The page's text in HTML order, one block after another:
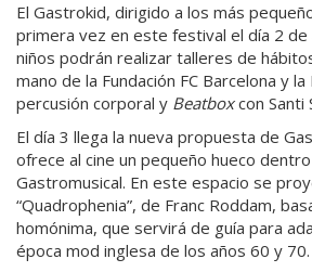
El Gastrokid, dirigido a los más
primera vez en este festival el día 2
niños podrán realizar talleres de
mano de la Fundación FC Barcelona y la
percusión corporal y Beatboxcon Santi
El día 3 llega la nueva propuesta de
ofrece al cine un pequeño hueco
Gastromusical. En este espacio se
“Quadrophenia”, de Franc Roddam,
homónima, que servirá de guía para
época mod inglesa de los años 60 y 70.